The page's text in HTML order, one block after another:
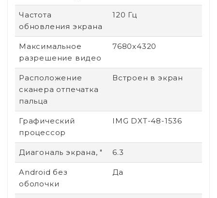
Частота
обновления экрана
120 Гц
Максимальное
разрешение видео
7680x4320
Расположение
сканера отпечатка
пальца
Встроен в экран
Графический
процессор
IMG DXT-48-1536
Диагональ экрана, " 6.3
Android без
оболочки
Да